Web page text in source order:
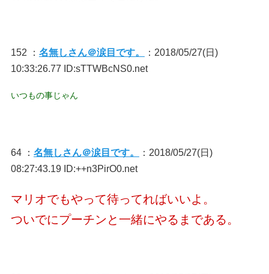
152 ： 名無しさん＠涙目です。
：2018/05/27(日)
10:33:26.77 ID:sTTWBcNS0.net
いつもの事じゃん
64 ： 名無しさん＠涙目です。
：2018/05/27(日)
08:27:43.19 ID:++n3PirO0.net
マリオでもやって待ってればいいよ。
ついでにプーチンと一緒にやるまである。